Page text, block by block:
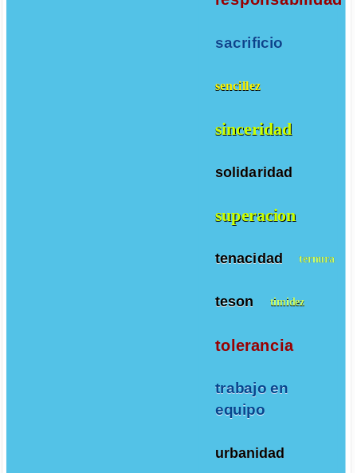
sacrificio
sencillez
sinceridad
solidaridad
superacion
tenacidad ternura
teson timidez
tolerancia
trabajo en
equipo
urbanidad